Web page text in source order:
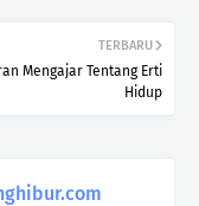
TERBARU
Mengajar Tentang Erti
Hidup